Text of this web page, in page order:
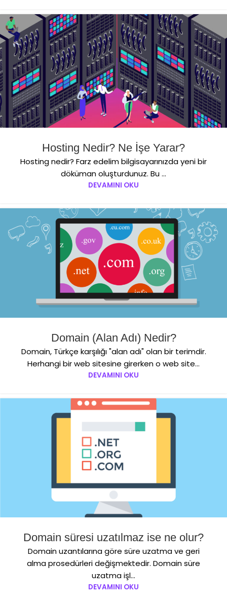
Hosting Nedir? Ne İşe Yarar?
Hosting nedir? Farz edelim bilgisayarınızda yeni bir
döküman oluşturdunuz. Bu ...
DEVAMINI OKU
Domain (Alan Adı) Nedir?
Domain, Türkçe karşılığı "alan adı" olan bir terimdir.
Herhangi bir web sitesine girerken o web site...
DEVAMINI OKU
Domain süresi uzatılmaz ise ne olur?
Domain uzantılarına göre süre uzatma ve geri
alma prosedürleri değişmektedir. Domain süre
uzatma işl...
DEVAMINI OKU